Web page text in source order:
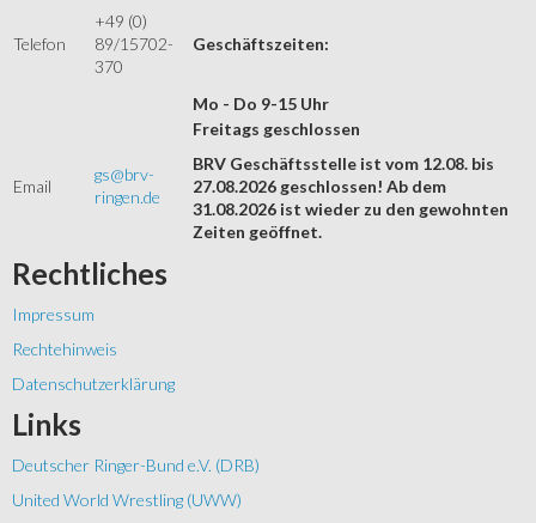
Telefon
+49 (0)
89/15702-
370
Geschäftszeiten:
Mo - Do 9-15 Uhr
Email
gs@brv-
ringen.de
Freitags geschlossen
BRV Geschäftsstelle ist vom 12.08. bis
27.08.2026 geschlossen! Ab dem
31.08.2026 ist wieder zu den gewohnten
Zeiten geöffnet.
Rechtliches
Impressum
Rechtehinweis
Datenschutzerklärung
Links
Deutscher Ringer-Bund e.V. (DRB)
United World Wrestling (UWW)